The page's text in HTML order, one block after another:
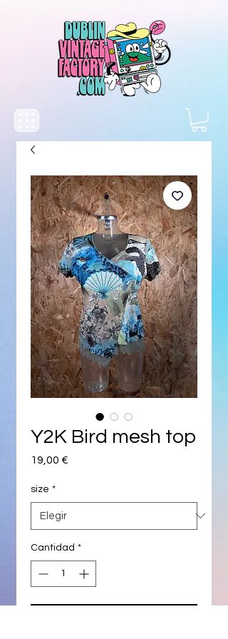
Y2K Bird mesh top
19,00 €
size *
Cantidad *